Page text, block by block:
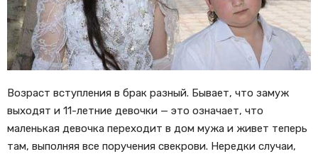
Возраст вступления в брак разный. Бывает, что замуж
выходят и 11-летние девочки — это означает, что
маленькая девочка переходит в дом мужа и живет теперь
там, выполняя все поручения свекрови. Нередки случаи,